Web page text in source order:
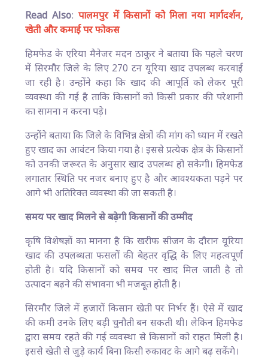
Read Also: पालमपुर में किसानों को मिला नया मार्गदर्शन,
खेती और कमाई पर फोकस
हिमफेड के एरिया मैनेजर मदन ठाकुर ने बताया कि पहले चरण
में सिरमौर जिले के लिए 270 टन यूरिया खाद उपलब्ध करवाई
जा रही है। उन्होंने कहा कि खाद की आपूर्ति को लेकर पूरी
व्यवस्था की गई है ताकि किसानों को किसी प्रकार की परेशानी
का सामना न करना पड़े।
उन्होंने बताया कि जिले के विभिन्न क्षेत्रों की मांग को ध्यान में रखते
हुए खाद का आवंटन किया गया है। इससे प्रत्येक क्षेत्र के किसानों
को उनकी जरूरत के अनुसार खाद उपलब्ध हो सकेगी। हिमफेड
लगातार स्थिति पर नजर बनाए हुए है और आवश्यकता पड़ने पर
आगे भी अतिरिक्त व्यवस्था की जा सकती है।
समय पर खाद मिलने से बढ़ेगी किसानों की उम्मीद
कृषि विशेषज्ञों का मानना है कि खरीफ सीजन के दौरान यूरिया
खाद की उपलब्धता फसलों की बेहतर वृद्धि के लिए महत्वपूर्ण
होती है। यदि किसानों को समय पर खाद मिल जाती है तो
उत्पादन बढ़ने की संभावना भी मजबूत होती है।
सिरमौर जिले में हजारों किसान खेती पर निर्भर हैं। ऐसे में खाद
की कमी उनके लिए बड़ी चुनौती बन सकती थी। लेकिन हिमफेड
द्वारा समय रहते की गई व्यवस्था से किसानों को राहत मिली है।
इससे खेती से जुड़े कार्य बिना किसी रुकावट के आगे बढ़ सकेंगे।